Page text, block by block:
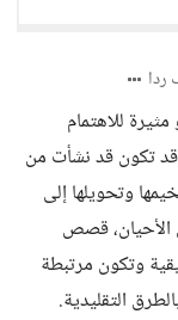
للاهتمام
تكون قد نشأت من
وتحويلها إلى
قصص
وتكون مرتبطة
التقليدية.